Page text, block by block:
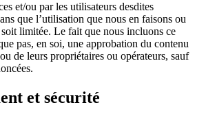
et/ou par les utilisateurs desdites
que l’utilisation que nous en faisons ou
limitée. Le fait que nous incluons ce
pas, en soi, une approbation du contenu
de leurs propriétaires ou opérateurs, sauf
et sécurité